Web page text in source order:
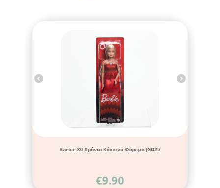
Barbie 80 Χρόνια-Κόκκινο Φόρεμα JGD25
€9.90